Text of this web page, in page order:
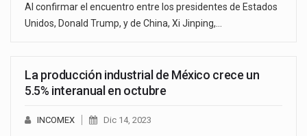
Al confirmar el encuentro entre los presidentes de Estados
Unidos, Donald Trump, y de China, Xi Jinping,…
La producción industrial de México crece un
5.5% interanual en octubre
INCOMEX Dic 14, 2023